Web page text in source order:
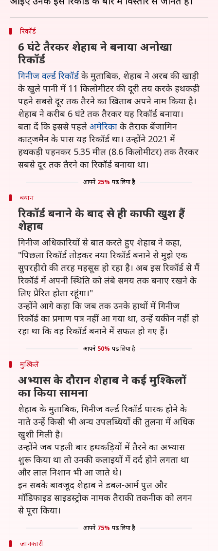
रिकॉर्ड
6 घंटे तैरकर शेहाब ने बनाया अनोखा
रिकॉर्ड
गिनीज वर्ल्ड रिकॉर्ड के मुताबिक, शेहाब ने अरब की खाड़ी
के खुले पानी में 11 किलोमीटर की दूरी तय करके हथकड़ी
पहने सबसे दूर तक तैरने का खिताब अपने नाम किया है।
शेहाब ने करीब 6 घंटे तक तैरकर यह रिकॉर्ड बनाया।
बता दें कि इससे पहले अमेरिका के तैराक बेंजामिन
काट्जमैन के पास यह रिकॉर्ड था। उन्होंने 2021 में
हथकड़ी पहनकर 5.35 मील (8.6 किलोमीटर) तक तैरकर
सबसे दूर तक तैरने का रिकॉर्ड बनाया था।
आपने 25% पढ़ लिया है
बयान
रिकॉर्ड बनाने के बाद से ही काफी खुश हैं
शेहाब
गिनीज अधिकारियों से बात करते हुए शेहाब ने कहा,
"पिछला रिकॉर्ड तोड़कर नया रिकॉर्ड बनाने से मुझे एक
सुपरहीरो की तरह महसूस हो रहा है। अब इस रिकॉर्ड से मैं
रिकॉर्ड में अपनी स्थिति को लंबे समय तक बनाए रखने के
लिए प्रेरित होता रहूंगा।"
उन्होंने आगे कहा कि जब तक उनके हाथों में गिनीज
रिकॉर्ड का प्रमाण पत्र नहीं आ गया था, उन्हें यकीन नहीं हो
रहा था कि वह रिकॉर्ड बनाने में सफल हो गए हैं।
आपने 50% पढ़ लिया है
मुश्किलें
अभ्यास के दौरान शेहाब ने कई मुश्किलों
का किया सामना
शेहाब के मुताबिक, गिनीज वर्ल्ड रिकॉर्ड धारक होने के
नाते उन्हें किसी भी अन्य उपलब्धियों की तुलना में अधिक
खुशी मिली है।
उन्होंने जब पहली बार हथकड़ियों में तैरने का अभ्यास
शुरू किया था तो उनकी कलाइयों में दर्द होने लगता था
और लाल निशान भी आ जाते थे।
इन सबके बावजूद शेहाब ने डबल-आर्म पुल और
मॉडिफाइड साइडस्ट्रोक नामक तैराकी तकनीक को लगन
से पूरा किया।
आपने 75% पढ़ लिया है
जानकारी